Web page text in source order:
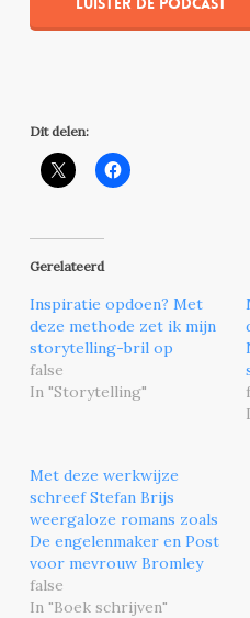
Dit delen:
Gerelateerd
Inspiratie opdoen? Met
deze methode zet ik mijn
storytelling-bril op
false
In "Storytelling"
Met deze werkwijze
schreef Stefan Brijs
weergaloze romans zoals
De engelenmaker en Post
voor mevrouw Bromley
false
In "Boek schrijven"